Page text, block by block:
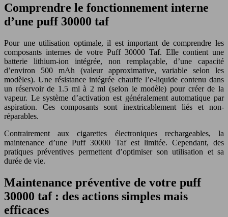
Comprendre le fonctionnement interne
d’une puff 30000 taf
Pour une utilisation optimale, il est important de comprendre les
composants internes de votre Puff 30000 Taf. Elle contient une
batterie lithium-ion intégrée, non remplaçable, d’une capacité
d’environ 500 mAh (valeur approximative, variable selon les
modèles). Une résistance intégrée chauffe l’e-liquide contenu dans
un réservoir de 1.5 ml à 2 ml (selon le modèle) pour créer de la
vapeur. Le système d’activation est généralement automatique par
aspiration. Ces composants sont inextricablement liés et non-
réparables.
Contrairement aux cigarettes électroniques rechargeables, la
maintenance d’une Puff 30000 Taf est limitée. Cependant, des
pratiques préventives permettent d’optimiser son utilisation et sa
durée de vie.
Maintenance préventive de votre puff
30000 taf : des actions simples mais
efficaces